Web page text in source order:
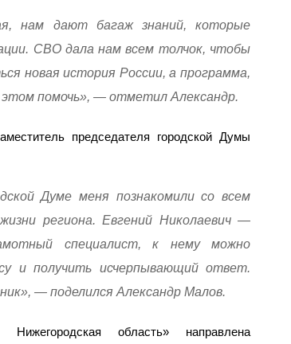
нам дают багаж знаний, которые
СВО дала нам всем толчок, чтобы
новая история России, а программа,
помочь», — отметил Александр.
председателя городской Думы
Думе меня познакомили со всем
региона. Евгений Николаевич —
специалист, к нему можно
и получить исчерпывающий ответ.
— поделился Александр Малов.
область» направлена